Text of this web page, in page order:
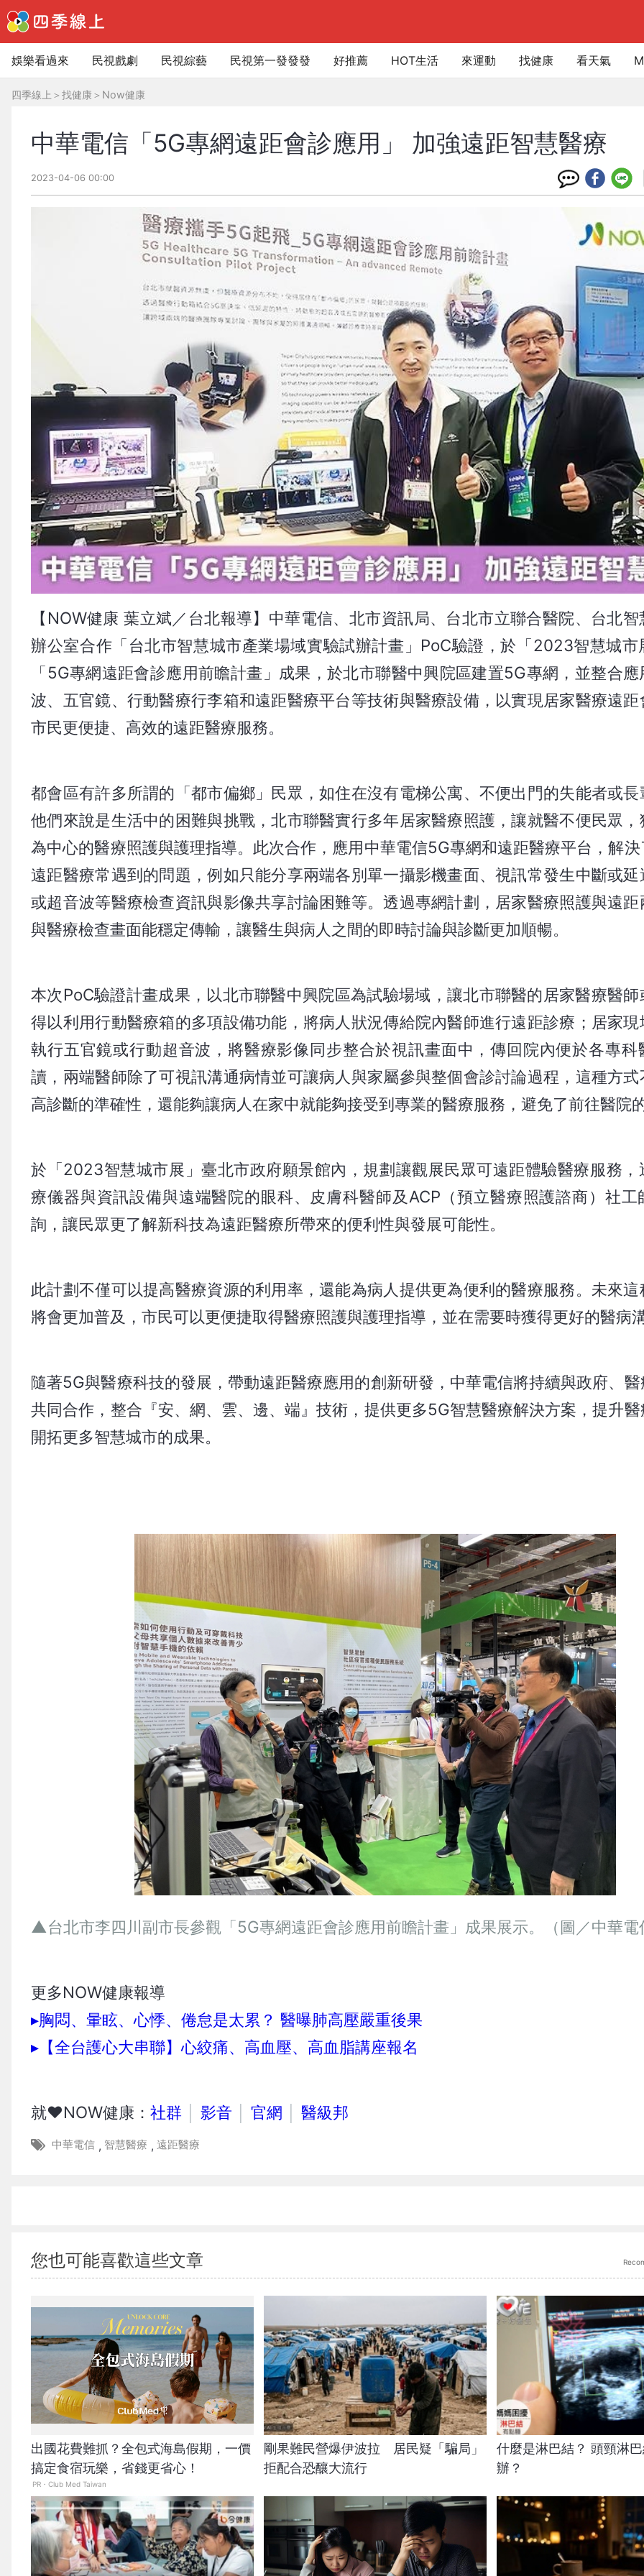
娛樂看過來 民視戲劇 民視綜藝 民視第一發發發 好推薦 HOT生活 來運動 找健康 看天氣
四季線上 ＞ 找健康＞ Now健康
中華電信「5G專網遠距會診應用」 加強遠距智慧醫療
2023-04-06 00:00
【NOW健康 葉立斌／台北報導】中華電信、北市資訊局、台北市立聯合醫院、台北
辦公室合作「台北市智慧城市產業場域實驗試辦計畫」PoC驗證，於「2023智慧城市
「5G專網遠距會診應用前瞻計畫」成果，於北市聯醫中興院區建置5G專網，並整合
波、五官鏡、行動醫療行李箱和遠距醫療平台等技術與醫療設備，以實現居家醫療遠
市民更便捷、高效的遠距醫療服務。
都會區有許多所謂的「都市偏鄉」民眾，如住在沒有電梯公寓、不便出門的失能者或
他們來說是生活中的困難與挑戰，北市聯醫實行多年居家醫療照護，讓就醫不便民眾
為中心的醫療照護與護理指導。此次合作，應用中華電信5G專網和遠距醫療平台，解
遠距醫療常遇到的問題，例如只能分享兩端各別單一攝影機畫面、視訊常發生中斷或
或超音波等醫療檢查資訊與影像共享討論困難等。透過專網計劃，居家醫療照護與遠
與醫療檢查畫面能穩定傳輸，讓醫生與病人之間的即時討論與診斷更加順暢。
本次PoC驗證計畫成果，以北市聯醫中興院區為試驗場域，讓北市聯醫的居家醫療醫
得以利用行動醫療箱的多項設備功能，將病人狀況傳給院內醫師進行遠距診療；居家
執行五官鏡或行動超音波，將醫療影像同步整合於視訊畫面中，傳回院內便於各專科
讀，兩端醫師除了可視訊溝通病情並可讓病人與家屬參與整個會診討論過程，這種方
高診斷的準確性，還能夠讓病人在家中就能夠接受到專業的醫療服務，避免了前往醫院
於「2023智慧城市展」臺北市政府願景館內，規劃讓觀展民眾可遠距體驗醫療服務，
療儀器與資訊設備與遠端醫院的眼科、皮膚科醫師及ACP（預立醫療照護諮商）社工
詢，讓民眾更了解新科技為遠距醫療所帶來的便利性與發展可能性。
此計劃不僅可以提高醫療資源的利用率，還能為病人提供更為便利的醫療服務。未來
將會更加普及，市民可以更便捷取得醫療照護與護理指導，並在需要時獲得更好的醫病
隨著5G與醫療科技的發展，帶動遠距醫療應用的創新研發，中華電信將持續與政府、
共同合作，整合『安、網、雲、邊、端』技術，提供更多5G智慧醫療解決方案，提升
開拓更多智慧城市的成果。
▲台北市李四川副市長參觀「5G專網遠距會診應用前瞻計畫」成果展示。（圖／中華電
更多NOW健康報導
▸胸悶、暈眩、心悸、倦怠是太累？ 醫曝肺高壓嚴重後果
▸【全台護心大串聯】心絞痛、高血壓、高血脂講座報名
就❤NOW健康：社群 │影音 │官網 │醫級邦
中華電信 , 智慧醫療 , 遠距醫療
您也可能喜歡這些文章
出國花費難抓？全包式海島假期，一價
搞定食宿玩樂，省錢更省心！
PR・Club Med Taiwan
剛果難民營爆伊波拉 居民疑「騙局」
拒配合恐釀大流行
什麼是淋巴結？ 頭頸淋
辦？